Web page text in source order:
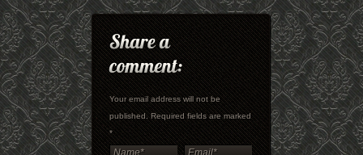
Your email address will not be
published. Required fields are marked
*